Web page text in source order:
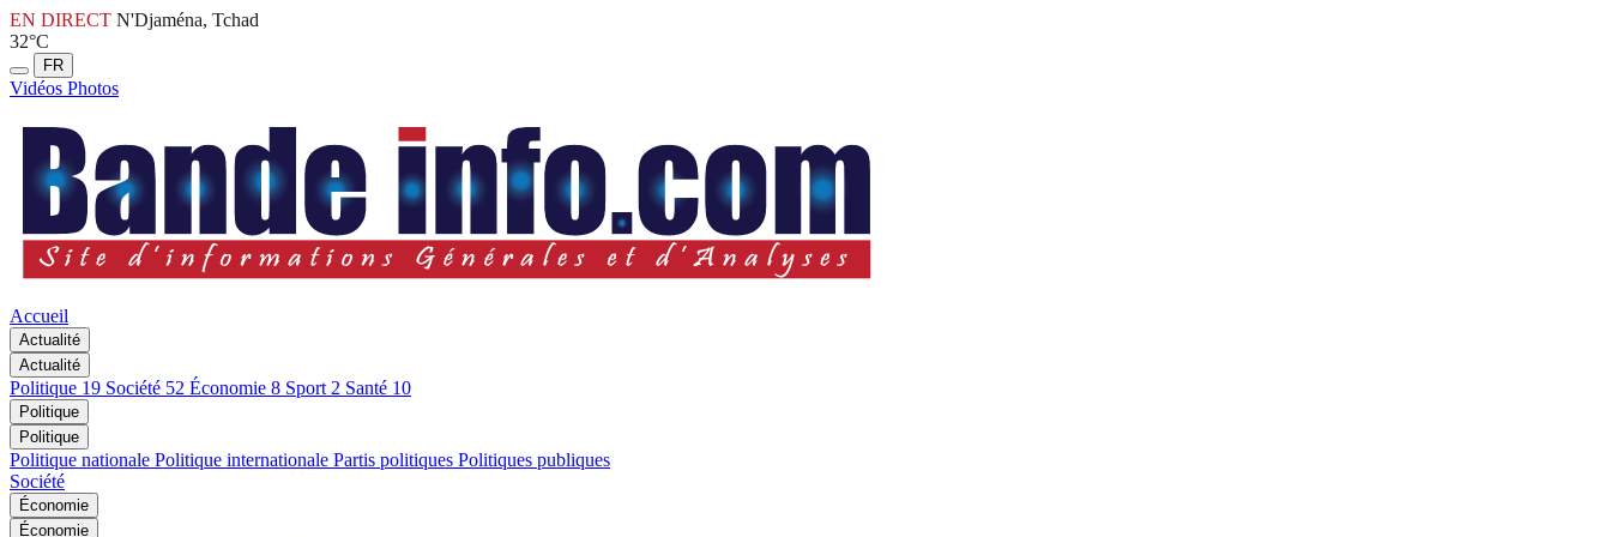
EN DIRECT N'Djaména, Tchad
32°C
FR
Vidéos Photos
Accueil
Actualité
Actualité
Politique 19 Société 52 Économie 8 Sport 2 Santé 10
Politique
Politique
Politique nationale Politique internationale Partis politiques Politiques publiques
Société
Économie
Économie